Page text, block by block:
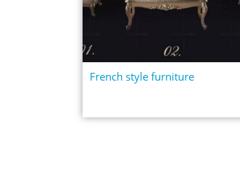
French style furniture